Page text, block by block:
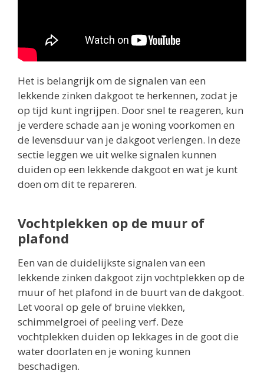
Het is belangrijk om de signalen van een
lekkende zinken dakgoot te herkennen, zodat je
op tijd kunt ingrijpen. Door snel te reageren, kun
je verdere schade aan je woning voorkomen en
de levensduur van je dakgoot verlengen. In deze
sectie leggen we uit welke signalen kunnen
duiden op een lekkende dakgoot en wat je kunt
doen om dit te repareren.
Vochtplekken op de muur of
plafond
Een van de duidelijkste signalen van een
lekkende zinken dakgoot zijn vochtplekken op de
muur of het plafond in de buurt van de dakgoot.
Let vooral op gele of bruine vlekken,
schimmelgroei of peeling verf. Deze
vochtplekken duiden op lekkages in de goot die
water doorlaten en je woning kunnen
beschadigen.